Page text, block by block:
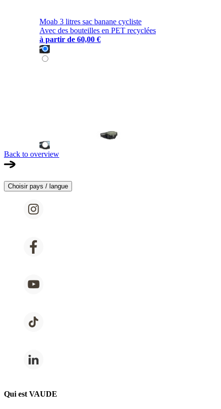
Moab 3 litres sac banane cycliste
Avec des bouteilles en PET recyclées
à partir de 60,00 €
Back to overview
Choisir pays / langue
Qui est VAUDE